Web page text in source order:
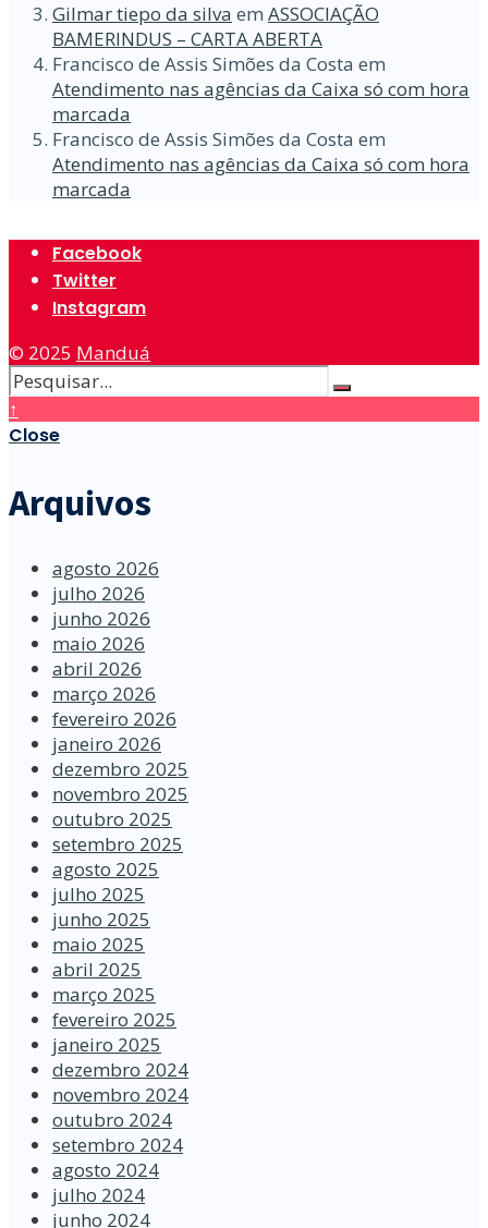
Gilmar tiepo da silva em ASSOCIAÇÃO
BAMERINDUS – CARTA ABERTA
Francisco de Assis Simões da Costa em
Atendimento nas agências da Caixa só com hora
marcada
Francisco de Assis Simões da Costa em
Atendimento nas agências da Caixa só com hora
marcada
Facebook
Twitter
Instagram
© 2025 Manduá
↑
Close
Arquivos
agosto 2026
julho 2026
junho 2026
maio 2026
abril 2026
março 2026
fevereiro 2026
janeiro 2026
dezembro 2025
novembro 2025
outubro 2025
setembro 2025
agosto 2025
julho 2025
junho 2025
maio 2025
abril 2025
março 2025
fevereiro 2025
janeiro 2025
dezembro 2024
novembro 2024
outubro 2024
setembro 2024
agosto 2024
julho 2024
junho 2024